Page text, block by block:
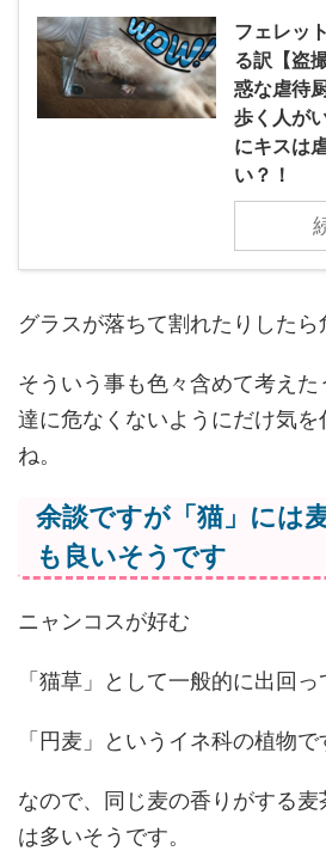
フェレッ
る訳【盗
惑な虐待
歩く人が
にキスは
い？！
グラスが落ちて割れたりしたら
そういう事も色々含めて考え
達に危なくないようにだけ気
ね。
余談ですが「猫」には
も良いそうです
ニャンコスが好む
「猫草」として一般的に出回
「円麦」というイネ科の植物で
なので、同じ麦の香りがする
は多いそうです。